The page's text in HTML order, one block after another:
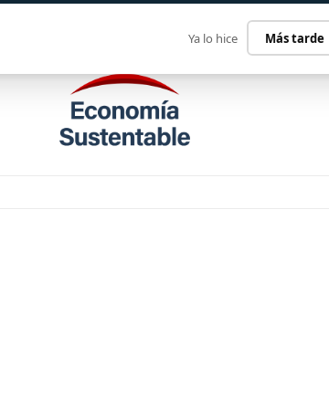
Ya lo hice Más tarde